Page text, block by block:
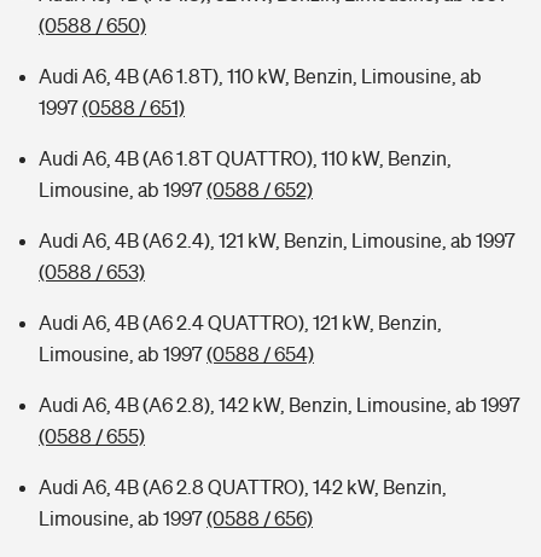
(0588 / 650)
Audi A6, 4B (A6 1.8T), 110 kW, Benzin, Limousine, ab
1997(0588 / 651)
Audi A6, 4B (A6 1.8T QUATTRO), 110 kW, Benzin,
Limousine, ab 1997(0588 / 652)
Audi A6, 4B (A6 2.4), 121 kW, Benzin, Limousine, ab 1997
(0588 / 653)
Audi A6, 4B (A6 2.4 QUATTRO), 121 kW, Benzin,
Limousine, ab 1997(0588 / 654)
Audi A6, 4B (A6 2.8), 142 kW, Benzin, Limousine, ab 1997
(0588 / 655)
Audi A6, 4B (A6 2.8 QUATTRO), 142 kW, Benzin,
Limousine, ab 1997(0588 / 656)